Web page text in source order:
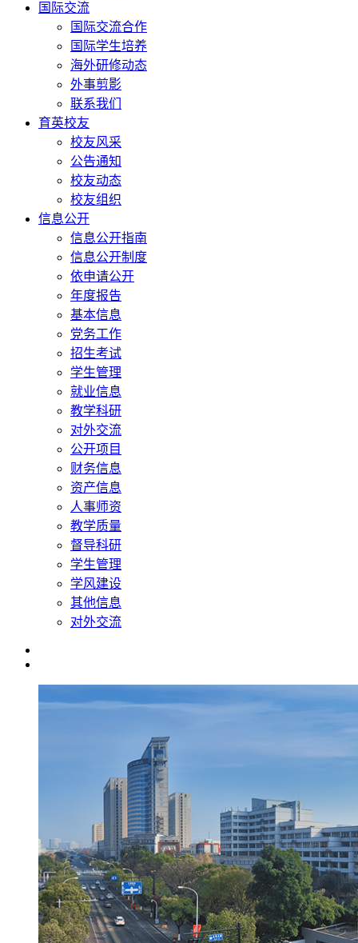
国际交流
国际交流合作
国际学生培养
海外研修动态
外事剪影
联系我们
育英校友
校友风采
公告通知
校友动态
校友组织
信息公开
信息公开指南
信息公开制度
依申请公开
年度报告
基本信息
党务工作
招生考试
学生管理
就业信息
教学科研
对外交流
公开项目
财务信息
资产信息
人事师资
教学质量
督导科研
学生管理
学风建设
其他信息
对外交流